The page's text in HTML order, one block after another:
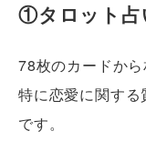
①タロット占
78枚のカードから
特に恋愛に関す
です。